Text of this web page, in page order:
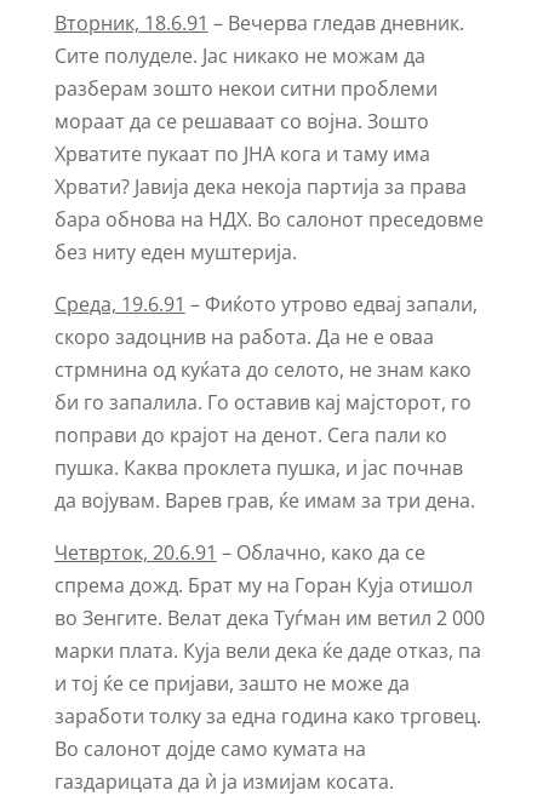
Вторник, 18.6.91 – Вечерва гледав дневник.
Сите полуделе. Јас никако не можам да
разберам зошто некои ситни проблеми
мораат да се решаваат со војна. Зошто
Хрватите пукаат по ЈНА кога и таму има
Хрвати? Јавија дека некоја партија за права
бара обнова на НДХ. Во салонот преседовме
без ниту еден муштерија.
Среда, 19.6.91 – Фиќото утрово едвај запали,
скоро задоцнив на работа. Да не е оваа
стрмнина од куќата до селото, не знам како
би го запалила. Го оставив кај мајсторот, го
поправи до крајот на денот. Сега пали ко
пушка. Каква проклета пушка, и јас почнав
да војувам. Варев грав, ќе имам за три дена.
Четврток, 20.6.91 – Облачно, како да се
спрема дожд. Брат му на Горан Куја отишол
во Зенгите. Велат дека Туѓман им ветил 2 000
марки плата. Куја вели дека ќе даде отказ, па
и тој ќе се пријави, зашто не може да
заработи толку за една година како трговец.
Во салонот дојде само кумата на
газдарицата да ѝ ја измијам косата.